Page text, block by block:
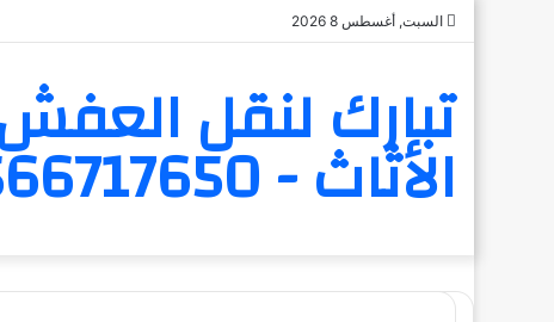
السبت, أغسطس 8 2026
تبارك لنقل
الأثاث - 6566717650